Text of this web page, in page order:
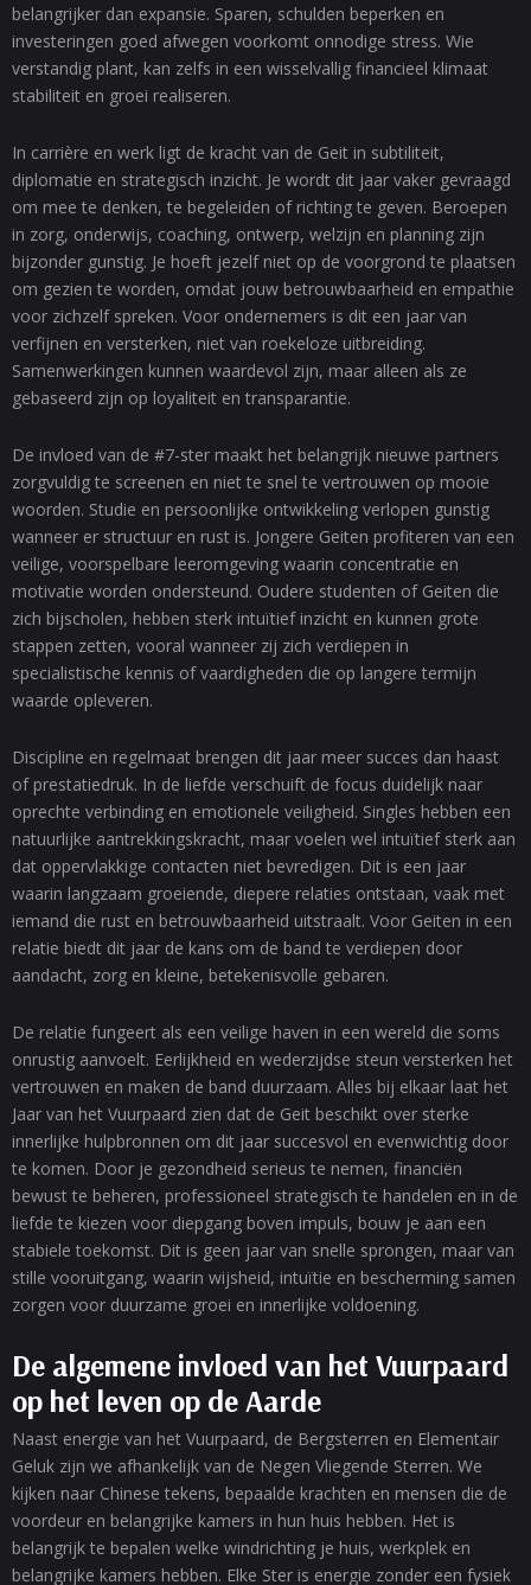
belangrijker dan expansie. Sparen, schulden beperken en
investeringen goed afwegen voorkomt onnodige stress. Wie
verstandig plant, kan zelfs in een wisselvallig financieel klimaat
stabiliteit en groei realiseren.
In carrière en werk ligt de kracht van de Geit in subtiliteit,
diplomatie en strategisch inzicht. Je wordt dit jaar vaker gevraagd
om mee te denken, te begeleiden of richting te geven. Beroepen
in zorg, onderwijs, coaching, ontwerp, welzijn en planning zijn
bijzonder gunstig. Je hoeft jezelf niet op de voorgrond te plaatsen
om gezien te worden, omdat jouw betrouwbaarheid en empathie
voor zichzelf spreken. Voor ondernemers is dit een jaar van
verfijnen en versterken, niet van roekeloze uitbreiding.
Samenwerkingen kunnen waardevol zijn, maar alleen als ze
gebaseerd zijn op loyaliteit en transparantie.
De invloed van de #7-ster maakt het belangrijk nieuwe partners
zorgvuldig te screenen en niet te snel te vertrouwen op mooie
woorden. Studie en persoonlijke ontwikkeling verlopen gunstig
wanneer er structuur en rust is. Jongere Geiten profiteren van een
veilige, voorspelbare leeromgeving waarin concentratie en
motivatie worden ondersteund. Oudere studenten of Geiten die
zich bijscholen, hebben sterk intuïtief inzicht en kunnen grote
stappen zetten, vooral wanneer zij zich verdiepen in
specialistische kennis of vaardigheden die op langere termijn
waarde opleveren.
Discipline en regelmaat brengen dit jaar meer succes dan haast
of prestatiedruk. In de liefde verschuift de focus duidelijk naar
oprechte verbinding en emotionele veiligheid. Singles hebben een
natuurlijke aantrekkingskracht, maar voelen wel intuïtief sterk aan
dat oppervlakkige contacten niet bevredigen. Dit is een jaar
waarin langzaam groeiende, diepere relaties ontstaan, vaak met
iemand die rust en betrouwbaarheid uitstraalt. Voor Geiten in een
relatie biedt dit jaar de kans om de band te verdiepen door
aandacht, zorg en kleine, betekenisvolle gebaren.
De relatie fungeert als een veilige haven in een wereld die soms
onrustig aanvoelt. Eerlijkheid en wederzijdse steun versterken het
vertrouwen en maken de band duurzaam. Alles bij elkaar laat het
Jaar van het Vuurpaard zien dat de Geit beschikt over sterke
innerlijke hulpbronnen om dit jaar succesvol en evenwichtig door
te komen. Door je gezondheid serieus te nemen, financiën
bewust te beheren, professioneel strategisch te handelen en in de
liefde te kiezen voor diepgang boven impuls, bouw je aan een
stabiele toekomst. Dit is geen jaar van snelle sprongen, maar van
stille vooruitgang, waarin wijsheid, intuïtie en bescherming samen
zorgen voor duurzame groei en innerlijke voldoening.
De algemene invloed van het Vuurpaard
op het leven op de Aarde
Naast energie van het Vuurpaard, de Bergsterren en Elementair
Geluk zijn we afhankelijk van de Negen Vliegende Sterren. We
kijken naar Chinese tekens, bepaalde krachten en mensen die de
voordeur en belangrijke kamers in hun huis hebben. Het is
belangrijk te bepalen welke windrichting je huis, werkplek en
belangrijke kamers hebben. Elke Ster is energie zonder een fysiek